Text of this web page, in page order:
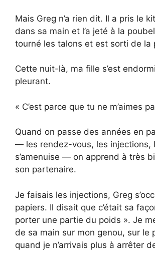
Mais Greg n’a rien dit. Il a pris le
dans sa main et l’a jeté à la
tourné les talons et est sorti de la
Cette nuit-là, ma fille s’est
pleurant.
« C’est parce que tu ne m’aimes
Quand on passe des années en
— les rendez-vous, les injections,
s’amenuise — on apprend à très
son partenaire.
Je faisais les injections, Greg
papiers. Il disait que c’était sa
porter une partie du poids ». Je
de sa main sur mon genou, sur le
quand je n’arrivais plus à arrêter